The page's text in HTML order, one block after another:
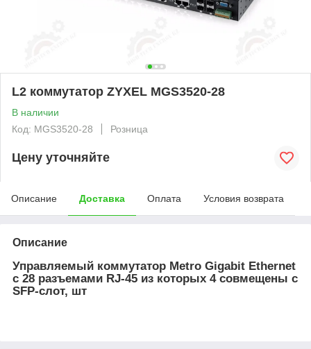
L2 коммутатор ZYXEL MGS3520-28
В наличии
Код: MGS3520-28
Розница
Цену уточняйте
Описание Доставка Оплата Условия возврата
Описание
Управляемый коммутатор Metro Gigabit Ethernet
с 28 разъемами RJ-45 из которых 4 совмещены с
SFP-слот, шт